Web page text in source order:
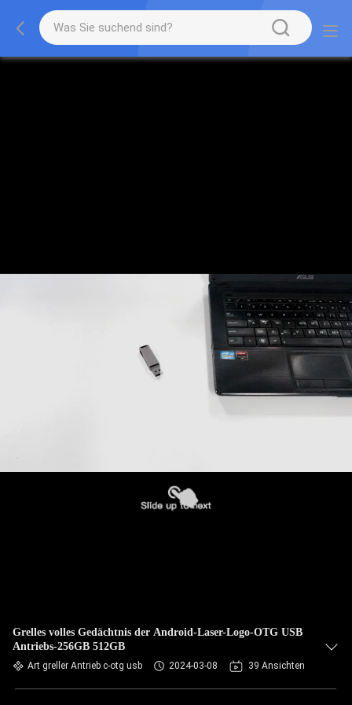
Grelles volles Gedächtnis der Android-Laser-Logo-OTG USB
Antriebs-256GB 512GB
Art greller Antrieb c-otg usb 2024-03-08 39 Ansichten